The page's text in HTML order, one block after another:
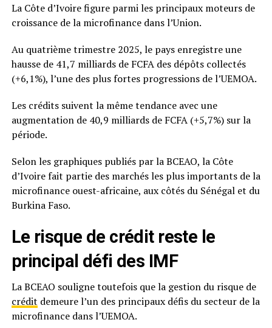
La Côte d’Ivoire figure parmi les principaux moteurs de
croissance de la microfinance dans l’Union.
Au quatrième trimestre 2025, le pays enregistre une
hausse de 41,7 milliards de FCFA des dépôts collectés
(+6,1%), l’une des plus fortes progressions de l’UEMOA.
Les crédits suivent la même tendance avec une
augmentation de 40,9 milliards de FCFA (+5,7%) sur la
période.
Selon les graphiques publiés par la BCEAO, la Côte
d’Ivoire fait partie des marchés les plus importants de la
microfinance ouest-africaine, aux côtés du Sénégal et du
Burkina Faso.
Le risque de crédit reste le
principal défi des IMF
La BCEAO souligne toutefois que la gestion du risque de
crédit demeure l’un des principaux défis du secteur de la
microfinance dans l’UEMOA.